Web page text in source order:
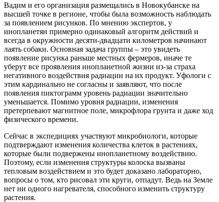
Вадим и его организация размещались в Новокубанске на
высшей точке в регионе, чтобы была возможность наблюдать
за появлением рисунков. По мнению экспертов, у
инопланетян примерно одинаковый алгоритм действий и
всегда в окружности десяти-двадцати километров начинают
лаять собаки. Основная задача группы – это увидеть
появление рисунка раньше местных фермеров, иначе те
уберут все проявления инопланетной жизни из-за страха
негативного воздействия радиации на их продукт. Уфологи с
этим кардинально не согласны и заявляют, что после
появления пиктограмм уровень радиации значительно
уменьшается. Помимо уровня радиации, изменения
претерпевают магнитное поле, микрофлора грунта и даже ход
физического времени.
Сейчас в экспедициях участвуют микробиологи, которые
подтверждают изменения количества клеток в растениях,
которые были подвержены инопланетному воздействию.
Поэтому, если изменения структуры колоска вызваны
тепловым воздействием и это будет доказано лабораторно,
вопросы о том, кто рисовал эти круги, отпадут. Ведь на Земле
нет ни одного нагревателя, способного изменить структуру
растения.